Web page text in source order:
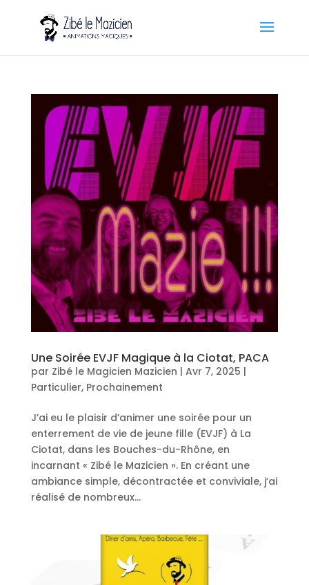
Une Soirée EVJF Magique à la Ciotat, PACA
par Zibé le Magicien Mazicien | Avr 7, 2025 |
Particulier, Prochainement
J’ai eu le plaisir d’animer une soirée pour un
enterrement de vie de jeune fille (EVJF) à La
Ciotat, dans les Bouches-du-Rhône, en
incarnant « Zibé le Mazicien ». En créant une
ambiance simple, décontractée et conviviale, j’ai
réalisé de nombreux...